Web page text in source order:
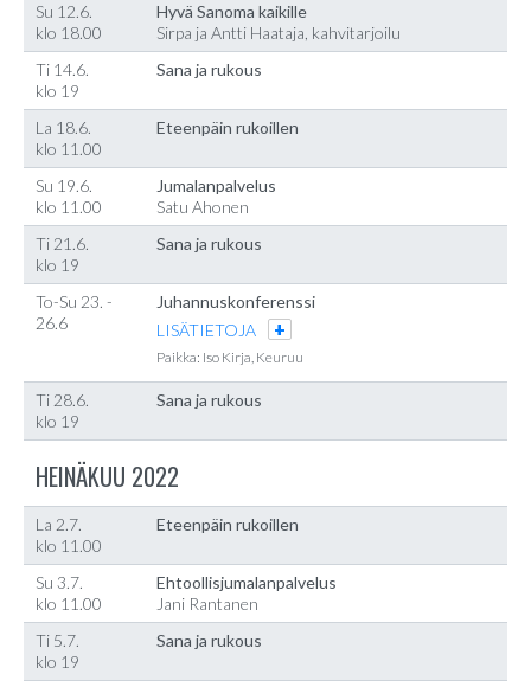
Su 12.6.
klo 18.00
Hyvä Sanoma kaikille
Sirpa ja Antti Haataja, kahvitarjoilu
Ti 14.6.
klo 19
Sana ja rukous
La 18.6.
klo 11.00
Eteenpäin rukoillen
Su 19.6.
klo 11.00
Jumalanpalvelus
Satu Ahonen
Ti 21.6.
klo 19
Sana ja rukous
To-Su 23. -
26.6
Juhannuskonferenssi
LISÄTIETOJA
Paikka: Iso Kirja, Keuruu
Ti 28.6.
klo 19
Sana ja rukous
HEINÄKUU 2022
La 2.7.
klo 11.00
Eteenpäin rukoillen
Su 3.7.
klo 11.00
Ehtoollisjumalanpalvelus
Jani Rantanen
Ti 5.7.
klo 19
Sana ja rukous